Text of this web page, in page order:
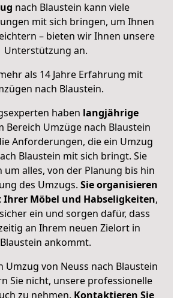
nach Blaustein kann viele
mit sich bringen, um Ihnen
– bieten wir Ihnen unsere
Unterstützung an.
als 14 Jahre Erfahrung mit
nach Blaustein.
haben langjährige
Bereich Umzüge nach Blaustein
Anforderungen, die ein Umzug
Blaustein mit sich bringt. Sie
um alles, von der Planung bis hin
des Umzugs. Sie organisieren
Ihrer Möbel und Habseligkeiten,
ein und sorgen dafür, dass
an Ihrem neuen Zielort in
Blaustein ankommt.
Umzug von Neuss nach Blaustein
Sie nicht, unsere professionelle
zu nehmen. Kontaktieren Sie